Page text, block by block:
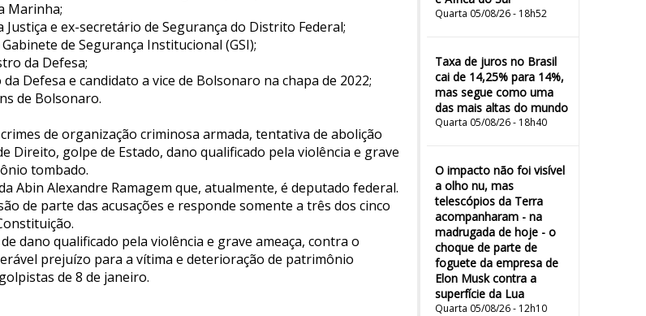
Quarta 05/08/26 - 18h52
Taxa de juros no Brasil
cai de 14,25% para 14%,
mas segue como uma
das mais altas do mundo
Quarta 05/08/26 - 18h40
O impacto não foi visível
a olho nu, mas
telescópios da Terra
acompanharam - na
madrugada de hoje - o
choque de parte de
foguete da empresa de
Elon Musk contra a
superfície da Lua
Quarta 05/08/26 - 12h10
Marinha;
e ex-secretário de Segurança do Distrito Federal;
de Segurança Institucional (GSI);
da Defesa;
Defesa e candidato a vice de Bolsonaro na chapa de 2022;
de Bolsonaro.
de organização criminosa armada, tentativa de abolição
Direito, golpe de Estado, dano qualificado pela violência e grave
tombado.
Abin Alexandre Ramagem que, atualmente, é deputado federal.
de parte das acusações e responde somente a três dos cinco
dano qualificado pela violência e grave ameaça, contra o
prejuízo para a vítima e deterioração de patrimônio
de 8 de janeiro.